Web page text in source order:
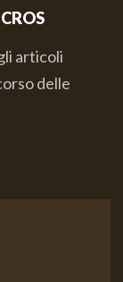
articoli
delle